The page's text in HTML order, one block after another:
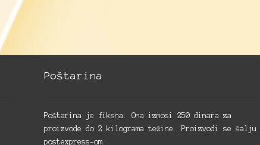
Poštarina
Poštarina je fiksna. Ona iznosi 250 dinara za
proizvode do 2 kilograma težine. Proizvodi se šalju
postexpress-om.